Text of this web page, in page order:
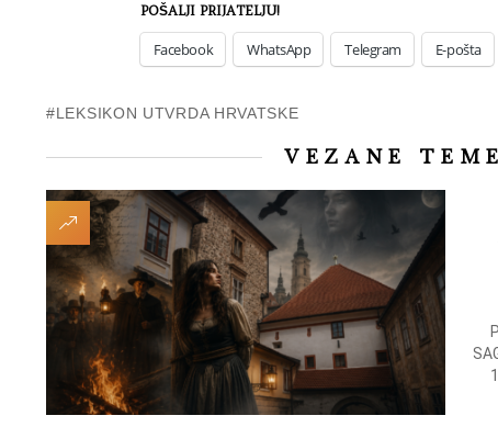
POŠALJI PRIJATELJU!
Facebook WhatsApp Telegram E-pošta
LEKSIKON UTVRDA HRVATSKE
VEZANE